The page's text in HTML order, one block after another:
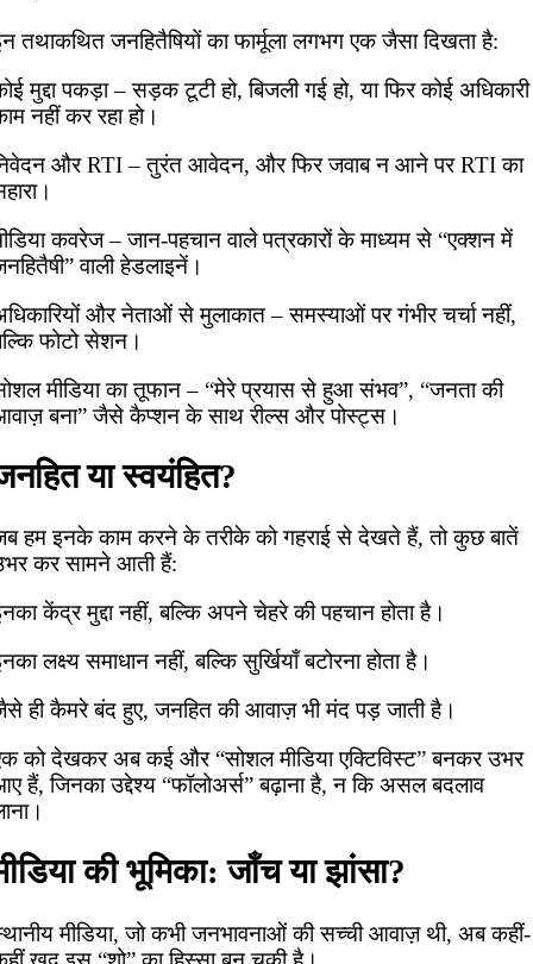
तथाकथित जनहितैषियों का फार्मूला लगभग एक जैसा दिखता है:
मुद्दा पकड़ा – सड़क टूटी हो, बिजली गई हो, या फिर कोई अधिकारी
नहीं कर रहा हो।
और RTI – तुरंत आवेदन, और फिर जवाब न आने पर RTI का
कवरेज – जान-पहचान वाले पत्रकारों के माध्यम से “एक्शन में
वाली हेडलाइनें।
और नेताओं से मुलाकात – समस्याओं पर गंभीर चर्चा नहीं,
फोटो सेशन।
मीडिया का तूफान – “मेरे प्रयास से हुआ संभव”, “जनता की
बना” जैसे कैप्शन के साथ रील्स और पोस्ट्स।
या स्वयंहित?
हम इनके काम करने के तरीके को गहराई से देखते हैं, तो कुछ बातें
कर सामने आती हैं:
केंद्र मुद्दा नहीं, बल्कि अपने चेहरे की पहचान होता है।
लक्ष्य समाधान नहीं, बल्कि सुर्खियाँ बटोरना होता है।
ही कैमरे बंद हुए, जनहित की आवाज़ भी मंद पड़ जाती है।
को देखकर अब कई और “सोशल मीडिया एक्टिविस्ट” बनकर उभर
हैं, जिनका उद्देश्य “फॉलोअर्स” बढ़ाना है, न कि असल बदलाव
की भूमिका: जाँच या झांसा?
मीडिया, जो कभी जनभावनाओं की सच्ची आवाज़ थी, अब कहीं-